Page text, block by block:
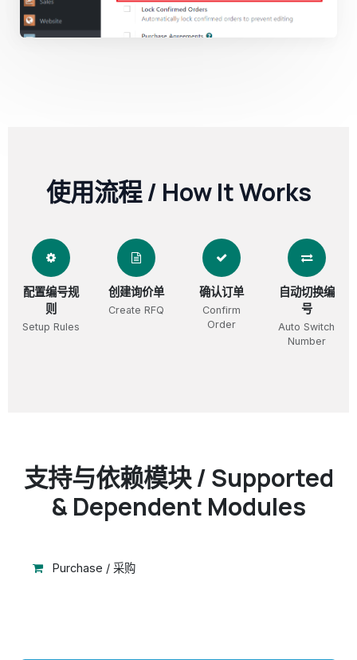
使用流程 / How It Works
配置编号规
则
Setup Rules
创建询价单
Create RFQ
确认订单
Confirm
Order
自动切换编
号
Auto Switch
Number
支持与依赖模块 / Supported
& Dependent Modules
Purchase / 采购